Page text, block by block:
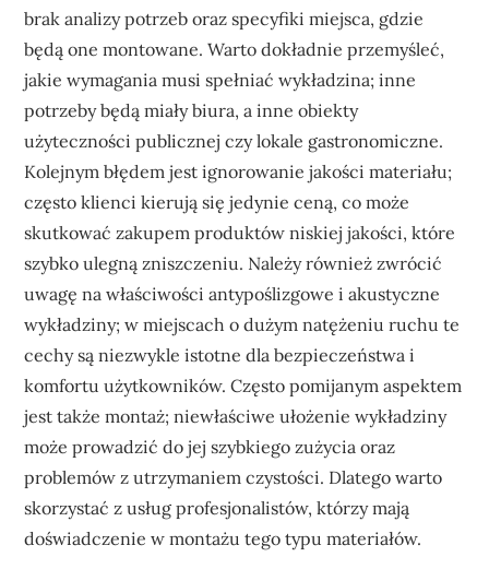
brak analizy potrzeb oraz specyfiki miejsca, gdzie
będą one montowane. Warto dokładnie przemyśleć,
jakie wymagania musi spełniać wykładzina; inne
potrzeby będą miały biura, a inne obiekty
użyteczności publicznej czy lokale gastronomiczne.
Kolejnym błędem jest ignorowanie jakości materiału;
często klienci kierują się jedynie ceną, co może
skutkować zakupem produktów niskiej jakości, które
szybko ulegną zniszczeniu. Należy również zwrócić
uwagę na właściwości antypoślizgowe i akustyczne
wykładziny; w miejscach o dużym natężeniu ruchu te
cechy są niezwykle istotne dla bezpieczeństwa i
komfortu użytkowników. Często pomijanym aspektem
jest także montaż; niewłaściwe ułożenie wykładziny
może prowadzić do jej szybkiego zużycia oraz
problemów z utrzymaniem czystości. Dlatego warto
skorzystać z usług profesjonalistów, którzy mają
doświadczenie w montażu tego typu materiałów.